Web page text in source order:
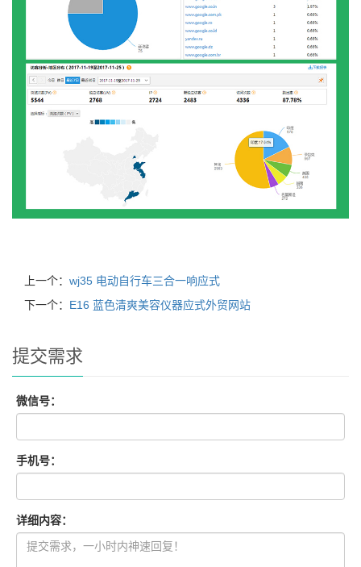
上一个： wj35 电动自行车三合一响应式
下一个： E16 蓝色清爽美容仪器应式外贸网站
提交需求
微信号：
手机号：
详细内容：